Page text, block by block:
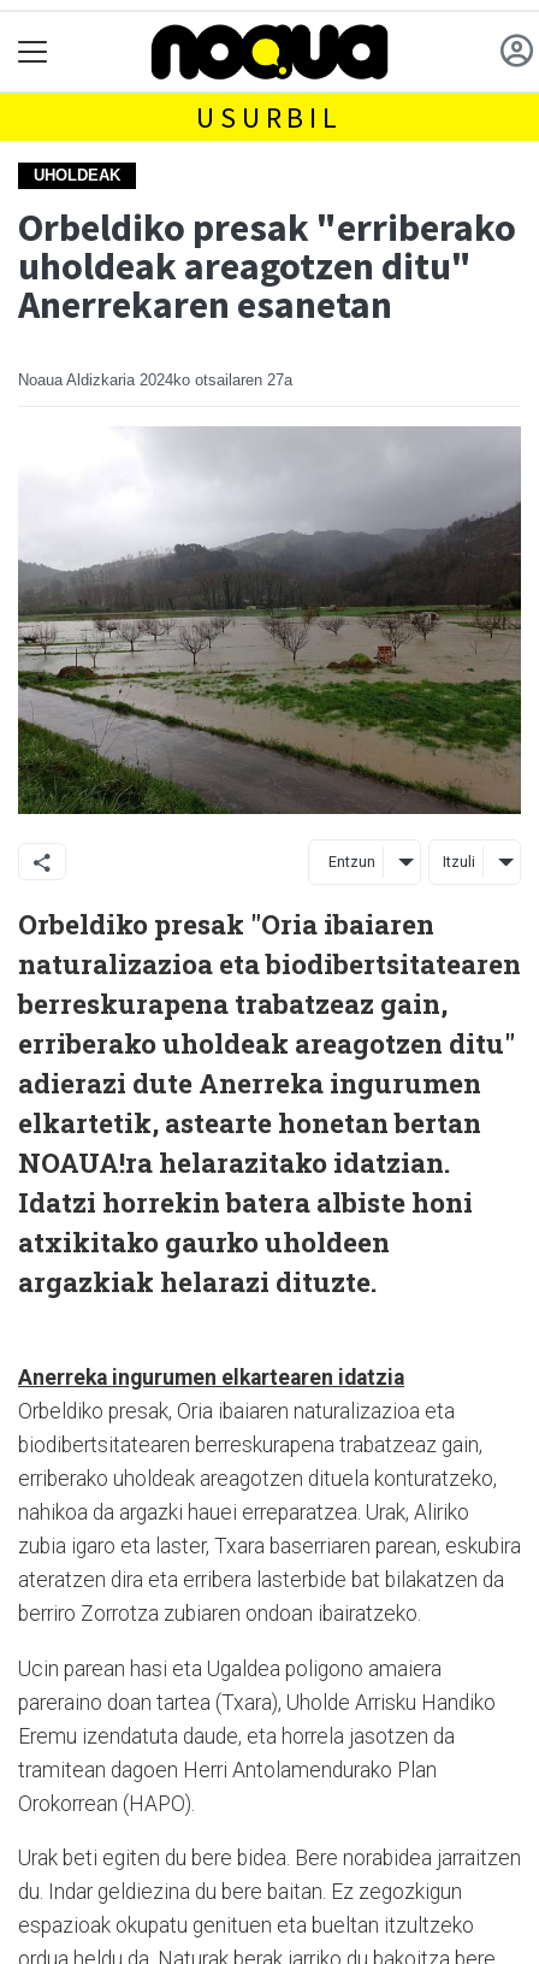
USURBIL
UHOLDEAK
Orbeldiko presak "erriberako
uholdeak areagotzen ditu"
Anerrekaren esanetan
Noaua Aldizkaria 2024ko otsailaren 27a
Entzun Itzuli
Orbeldiko presak "Oria ibaiaren
naturalizazioa eta biodibertsitatearen
berreskurapena trabatzeaz gain,
erriberako uholdeak areagotzen ditu"
adierazi dute Anerreka ingurumen
elkartetik, astearte honetan bertan
NOAUA!ra helarazitako idatzian.
Idatzi horrekin batera albiste honi
atxikitako gaurko uholdeen
argazkiak helarazi dituzte.
Anerreka ingurumen elkartearen idatzia
Orbeldiko presak, Oria ibaiaren naturalizazioa eta
biodibertsitatearen berreskurapena trabatzeaz gain,
erriberako uholdeak areagotzen dituela konturatzeko,
nahikoa da argazki hauei erreparatzea. Urak, Aliriko
zubia igaro eta laster, Txara baserriaren parean, eskubira
ateratzen dira eta erribera lasterbide bat bilakatzen da
berriro Zorrotza zubiaren ondoan ibairatzeko.
Ucin parean hasi eta Ugaldea poligono amaiera
pareraino doan tartea (Txara), Uholde Arrisku Handiko
Eremu izendatuta daude, eta horrela jasotzen da
tramitean dagoen Herri Antolamendurako Plan
Orokorrean (HAPO).
Urak beti egiten du bere bidea. Bere norabidea jarraitzen
du. Indar geldiezina du bere baitan. Ez zegozkigun
espazioak okupatu genituen eta bueltan itzultzeko